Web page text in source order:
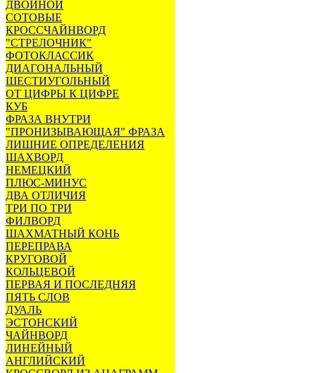
ДВОЙНОЙ
СОТОВЫЕ
КРОССЧАЙНВОРД
"СТРЕЛОЧНИК"
ФОТОКЛАССИК
ДИАГОНАЛЬНЫЙ
ШЕСТИУГОЛЬНЫЙ
ОТ ЦИФРЫ К ЦИФРЕ
КУБ
ФРАЗА ВНУТРИ
"ПРОНИЗЫВАЮЩАЯ" ФРАЗА
ЛИШНИЕ ОПРЕДЕЛЕНИЯ
ШАХВОРД
НЕМЕЦКИЙ
ПЛЮС-МИНУС
ДВА ОТЛИЧИЯ
ТРИ ПО ТРИ
ФИЛВОРД
ШАХМАТНЫЙ КОНЬ
ПЕРЕПРАВА
КРУГОВОЙ
КОЛЬЦЕВОЙ
ПЕРВАЯ И ПОСЛЕДНЯЯ
ПЯТЬ СЛОВ
ДУАЛЬ
ЭСТОНСКИЙ
ЧАЙНВОРД
ЛИНЕЙНЫЙ
АНГЛИЙСКИЙ